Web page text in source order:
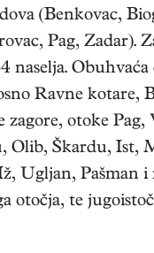
(Benkovac,
Pag, Zadar).
naselja. Obuhvaća
Ravne kotare,
zagore, otoke
Olib, Škardu, Ist,
Ugljan, Pašman i
otočja, te